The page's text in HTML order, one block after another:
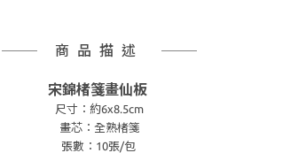
商品描述
宋錦楮箋畫仙板
尺寸：約6x8.5cm
畫芯：全熟楮箋
張數：10張/包